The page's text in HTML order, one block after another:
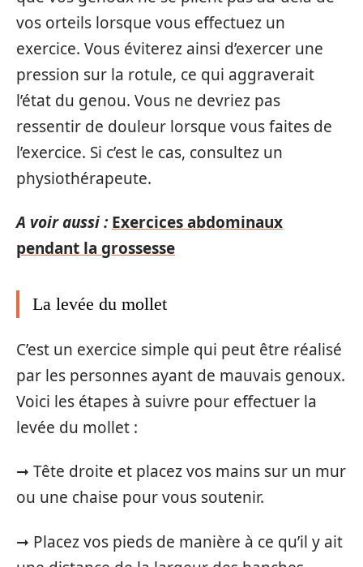
vos orteils lorsque vous effectuez un
exercice. Vous éviterez ainsi d’exercer une
pression sur la rotule, ce qui aggraverait
l’état du genou. Vous ne devriez pas
ressentir de douleur lorsque vous faites de
l’exercice. Si c’est le cas, consultez un
physiothérapeute.
A voir aussi : Exercices abdominaux
pendant la grossesse
La levée du mollet
C’est un exercice simple qui peut être réalisé
par les personnes ayant de mauvais genoux.
Voici les étapes à suivre pour effectuer la
levée du mollet :
➞ Tête droite et placez vos mains sur un mur
ou une chaise pour vous soutenir.
➞ Placez vos pieds de manière à ce qu’il y ait